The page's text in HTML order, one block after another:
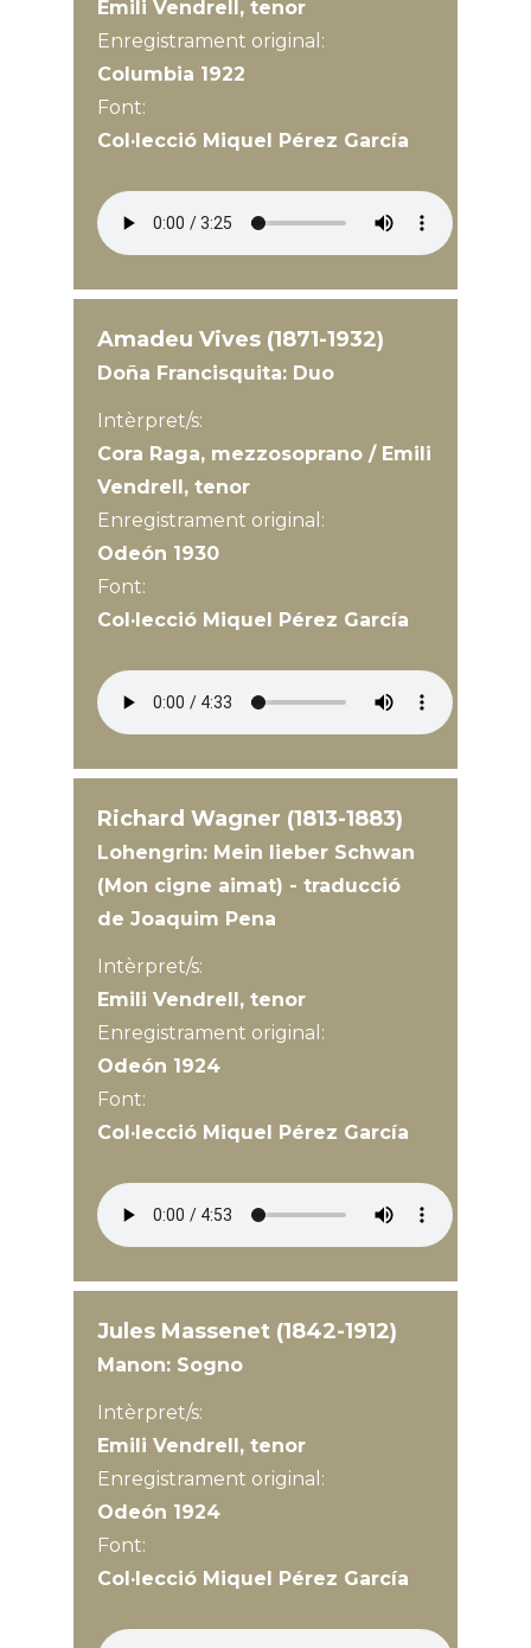
Emili Vendrell, tenor
Enregistrament original:
Columbia 1922
Font:
Col·lecció Miquel Pérez García
Amadeu Vives (1871-1932)
Doña Francisquita: Duo
Intèrpret/s:
Cora Raga, mezzosoprano / Emili
Vendrell, tenor
Enregistrament original:
Odeón 1930
Font:
Col·lecció Miquel Pérez García
Richard Wagner (1813-1883)
Lohengrin: Mein lieber Schwan
(Mon cigne aimat) - traducció
de Joaquim Pena
Intèrpret/s:
Emili Vendrell, tenor
Enregistrament original:
Odeón 1924
Font:
Col·lecció Miquel Pérez García
Jules Massenet (1842-1912)
Manon: Sogno
Intèrpret/s:
Emili Vendrell, tenor
Enregistrament original:
Odeón 1924
Font:
Col·lecció Miquel Pérez García